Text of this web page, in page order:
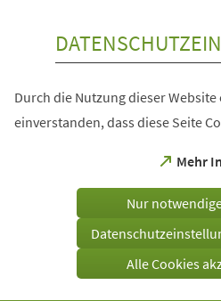
Durch die Nutzung dieser
einverstanden, dass diese Seite
Mehr
(Öffnet
einem
Tab)
Nur
Alle Cookies